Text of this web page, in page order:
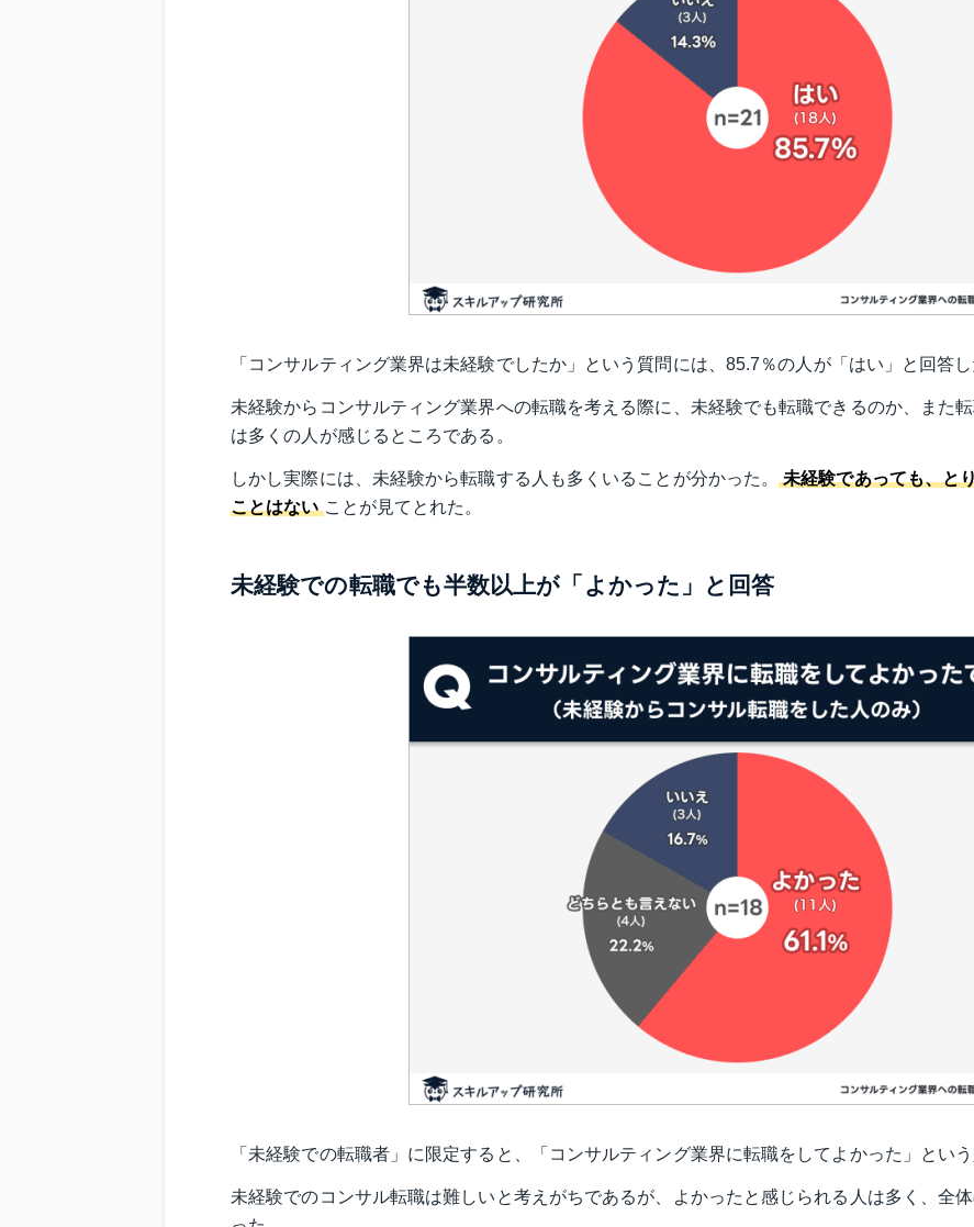
「コンサルティング業界は未経験でしたか」という質問には、85.7％の人が「はい」と回答し
未経験からコンサルティング業界への転職を考える際に、未経験でも転職できるのか、また
は多くの人が感じるところである。
しかし実際には、未経験から転職する人も多くいることが分かった。 未経験であっても、と
ことはない ことが見てとれた。
未経験での転職でも半数以上が「よかった」と回答
「未経験での転職者」に限定すると、「コンサルティング業界に転職をしてよかった」とい
未経験でのコンサル転職は難しいと考えがちであるが、よかったと感じられる人は多く、全